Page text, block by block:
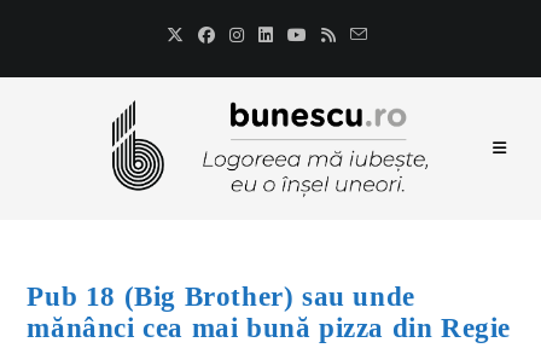
Pub 18 (Big Brother) sau unde
mănânci cea mai bună pizza din Regie